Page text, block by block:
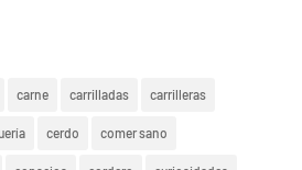
carne carrilladas carrilleras
cerdo comer sano